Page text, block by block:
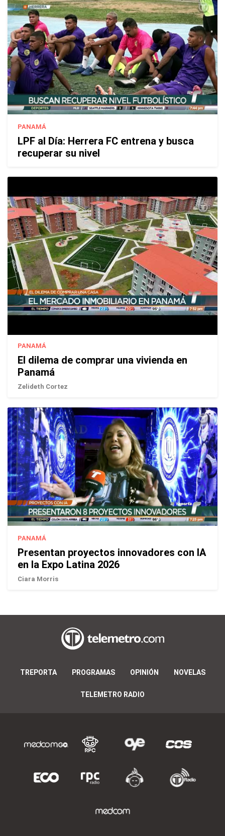
PANAMÁ
LPF al Día: Herrera FC entrena y busca
recuperar su nivel
PANAMÁ
El dilema de comprar una vivienda en
Panamá
Zelideth Cortez
PANAMÁ
Presentan proyectos innovadores con IA
en la Expo Latina 2026
Ciara Morris
TREPORTA PROGRAMAS OPINIÓN NOVELAS
TELEMETRO RADIO